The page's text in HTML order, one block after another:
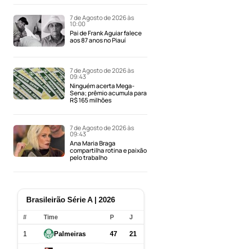
7 de Agosto de 2026 às
10:00
Pai de Frank Aguiar falece
aos 87 anos no Piauí
7 de Agosto de 2026 às
09:43
Ninguém acerta Mega-
Sena; prêmio acumula para
R$ 165 milhões
7 de Agosto de 2026 às
09:43
Ana Maria Braga
compartilha rotina e paixão
pelo trabalho